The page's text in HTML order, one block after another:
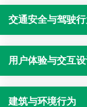
交通安全与驾驶
用户体验与交互
建筑与环境行为